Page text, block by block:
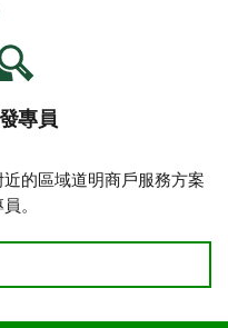
專員
的區域道明商戶服務方案
。
務開發專員